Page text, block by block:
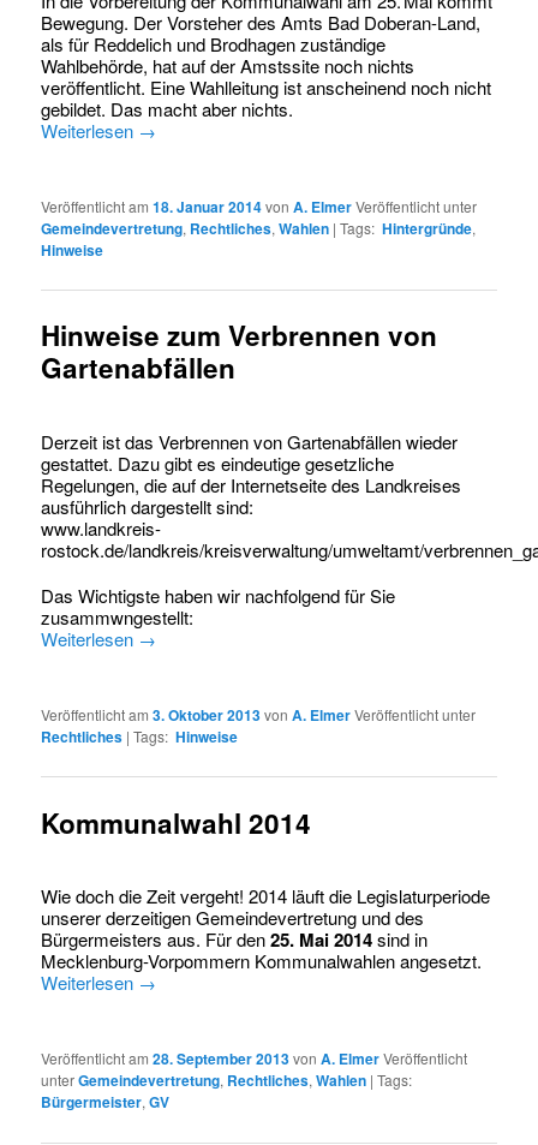
Bewegung. Der Vorsteher des Amts Bad Doberan-Land,
als für Reddelich und Brodhagen zuständige
Wahlbehörde, hat auf der Amstssite noch nichts
veröffentlicht. Eine Wahlleitung ist anscheinend noch nicht
gebildet. Das macht aber nichts.
Weiterlesen →
Veröffentlicht am18. Januar 2014vonA. ElmerVeröffentlicht unter
Gemeindevertretung, Rechtliches,Wahlen |Tags: Hintergründe,
Hinweise
Hinweise zum Verbrennen von
Gartenabfällen
Derzeit ist das Verbrennen von Gartenabfällen wieder
gestattet. Dazu gibt es eindeutige gesetzliche
Regelungen, die auf der Internetseite des Landkreises
ausführlich dargestellt sind:
www.landkreis-
rostock.de/landkreis/kreisverwaltung/umweltamt/
Das Wichtigste haben wir nachfolgend für Sie
zusammwngestellt:
Weiterlesen →
Veröffentlicht am3. Oktober 2013vonA. ElmerVeröffentlicht unter
Rechtliches |Tags: Hinweise
Kommunalwahl 2014
Wie doch die Zeit vergeht! 2014 läuft die Legislaturperiode
unserer derzeitigen Gemeindevertretung und des
Bürgermeisters aus. Für den25. Mai 2014sind in
Mecklenburg-Vorpommern Kommunalwahlen angesetzt.
Weiterlesen →
Veröffentlicht am28. September 2013vonA. ElmerVeröffentlicht
unterGemeindevertretung, Rechtliches,Wahlen |Tags:
Bürgermeister,GV